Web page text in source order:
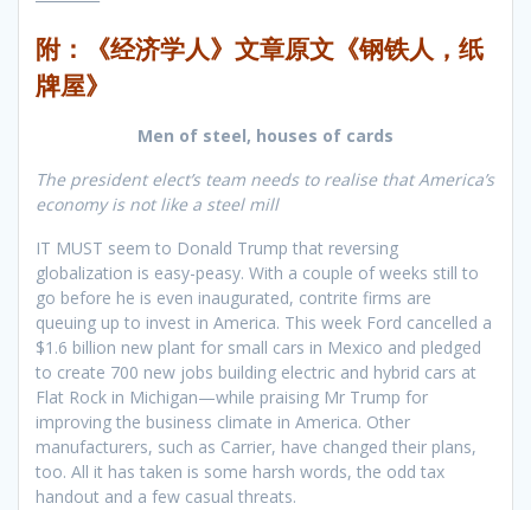
附：《经济学人》文章原文《钢铁人，纸
牌屋》
Men of steel, houses of cards
The president elect’s team needs to realise that America’s
economy is not like a steel mill
IT MUST seem to Donald Trump that reversing
globalization is easy-peasy. With a couple of weeks still to
go before he is even inaugurated, contrite firms are
queuing up to invest in America. This week Ford cancelled a
$1.6 billion new plant for small cars in Mexico and pledged
to create 700 new jobs building electric and hybrid cars at
Flat Rock in Michigan—while praising Mr Trump for
improving the business climate in America. Other
manufacturers, such as Carrier, have changed their plans,
too. All it has taken is some harsh words, the odd tax
handout and a few casual threats.